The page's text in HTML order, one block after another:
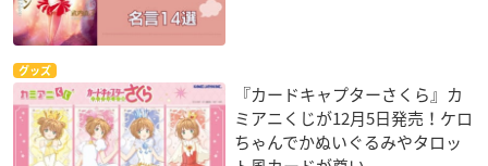
グッズ
『カードキャプターさくら』カ
ミアニくじが12月5日発売！ケロ
ちゃんでかぬいぐるみやタロッ